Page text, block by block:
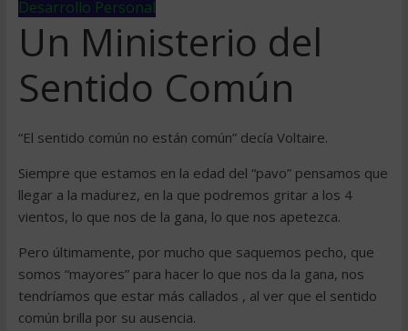
Desarrollo Personal
Un Ministerio del
Sentido Común
“El sentido común no están común” decía Voltaire.
Siempre que estamos en la edad del “pavo” pensamos que
llegar a la madurez, en la que podremos gritar a los 4
vientos, lo que nos de la gana, lo que nos apetezca.
Pero últimamente, por mucho que saquemos pecho, que
somos “mayores” para hacer lo que nos da la gana, nos
tendríamos que estar más callados , al ver que el sentido
común brilla por su ausencia.